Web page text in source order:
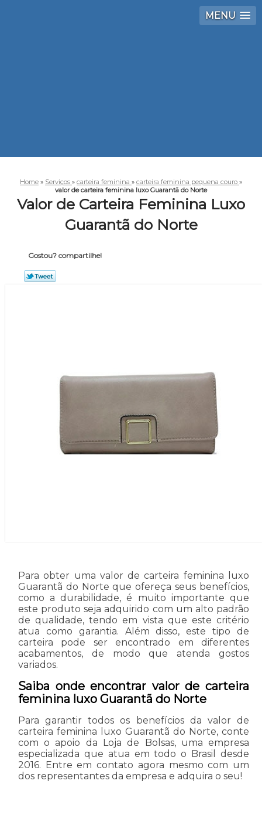
MENU
Home » Serviços » carteira feminina » carteira feminina pequena couro »
valor de carteira feminina luxo Guarantã do Norte
Valor de Carteira Feminina Luxo
Guarantã do Norte
Gostou? compartilhe!
Para obter uma valor de carteira feminina luxo
Guarantã do Norte que ofereça seus benefícios,
como a durabilidade, é muito importante que
este produto seja adquirido com um alto padrão
de qualidade, tendo em vista que este critério
atua como garantia. Além disso, este tipo de
carteira pode ser encontrado em diferentes
acabamentos, de modo que atenda gostos
variados.
Saiba onde encontrar valor de carteira
feminina luxo Guarantã do Norte
Para garantir todos os benefícios da valor de
carteira feminina luxo Guarantã do Norte, conte
com o apoio da Loja de Bolsas, uma empresa
especializada que atua em todo o Brasil desde
2016. Entre em contato agora mesmo com um
dos representantes da empresa e adquira o seu!